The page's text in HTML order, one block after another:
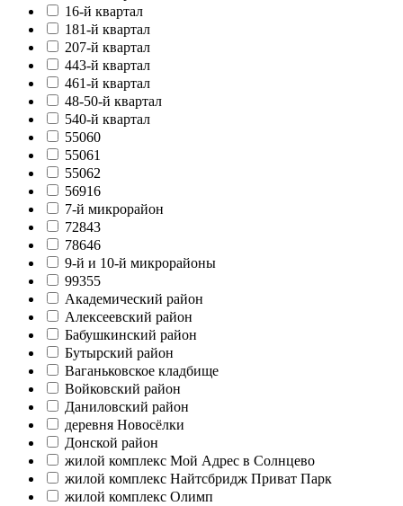
16-й квартал
181-й квартал
207-й квартал
443-й квартал
461-й квартал
48-50-й квартал
540-й квартал
55060
55061
55062
56916
7-й микрорайон
72843
78646
9-й и 10-й микрорайоны
99355
Академический район
Алексеевский район
Бабушкинский район
Бутырский район
Ваганьковское кладбище
Войковский район
Даниловский район
деревня Новосёлки
Донской район
жилой комплекс Мой Адрес в Солнцево
жилой комплекс Найтсбридж Приват Парк
жилой комплекс Олимп